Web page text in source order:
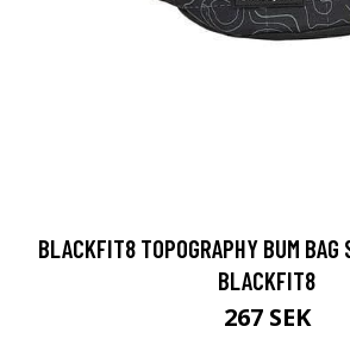
BLACKFIT8 TOPOGRAPHY BUM
BLACKFIT8
267 SEK